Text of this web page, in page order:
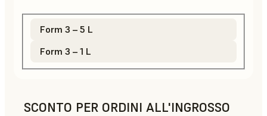
Form 3 – 5 L
Form 3 – 1 L
SCONTO PER ORDINI ALL'INGROSSO